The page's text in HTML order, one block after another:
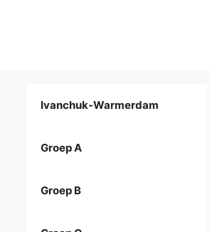
Ivanchuk-Warmerdam
Groep A
Groep B